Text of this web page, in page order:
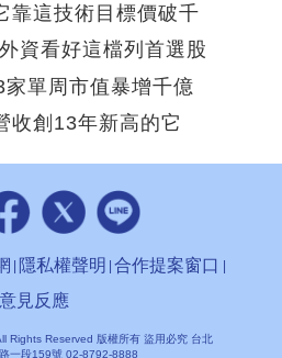
這技術目標價破千
資看好這檔列首選股
單周市值暴增千億
創13年新高的它
隱私權聲明 合作提案窗口
意見反應
Rights Reserved 版權所有 盜用必究 台北
一段159號 02-8792-8888